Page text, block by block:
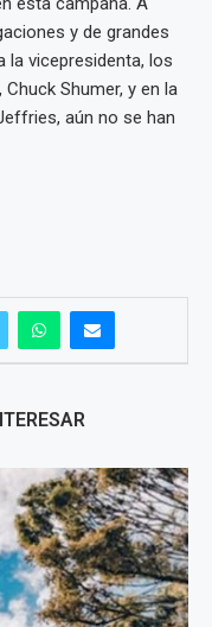
y de grandes
la vicepresidenta, los
Shumer, y en la
aún no se han